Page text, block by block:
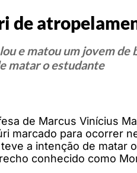
de
e matou um jovem
matar o estudante
de Marcus Vinícius
marcado para ocorrer
a intenção de matar
conhecido como